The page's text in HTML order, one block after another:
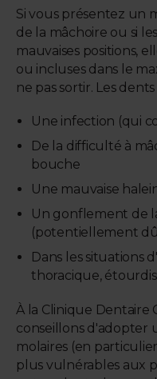
Si vous présentez un
de la mâchoire ou si
mauvaises positions,
ou incluses dans le
ne pas sortir. Les
Une infection (qui
De la difficulté à
bouche
Une mauvaise
Un gonflement de
(potentiellement
Dans les situations
thoracique,
À la Clinique Dentaire
conseillons d'adopter
molaires (en
plus vulnérables aux